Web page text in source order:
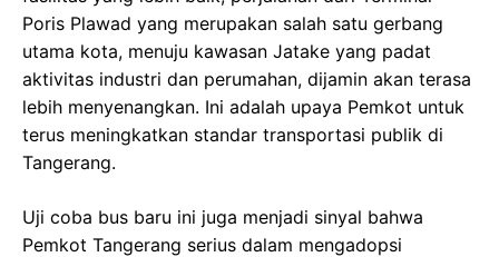
Poris Plawad yang merupakan salah satu gerbang
utama kota, menuju kawasan Jatake yang padat
aktivitas industri dan perumahan, dijamin akan terasa
lebih menyenangkan. Ini adalah upaya Pemkot untuk
terus meningkatkan standar transportasi publik di
Tangerang.
Uji coba bus baru ini juga menjadi sinyal bahwa
Pemkot Tangerang serius dalam mengadopsi